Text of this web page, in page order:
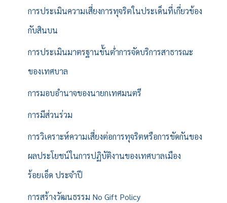
การประเมินความเสี่ยงการทุจริตในประเด็นที่เกี่ยวข้อง
กับสินบน
การประเมินมาตรฐานขั้นต่ำการจัดบริการสาธารณะ
ของเทศบาล
การมอบอำนาจของนายกเทศมนตรี
การมีส่วนร่วม
การวิเคราะห์ความเสี่ยงต่อการทุจริตหรือการขัดกันของ
ผลประโยชน์ในการปฏิบัติงานของเทศบาลเมือง
ร้อยเอ็ด ประจำปี
การสร้างวัฒนธรรม No Gift Policy